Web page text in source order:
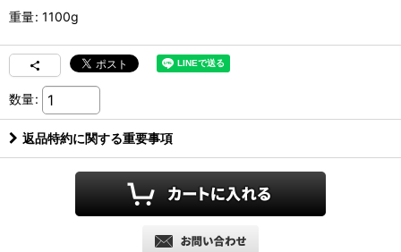
重量: 1100g
数量:
返品特約に関する重要事項